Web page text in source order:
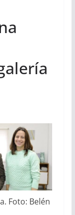
Foto: Belén